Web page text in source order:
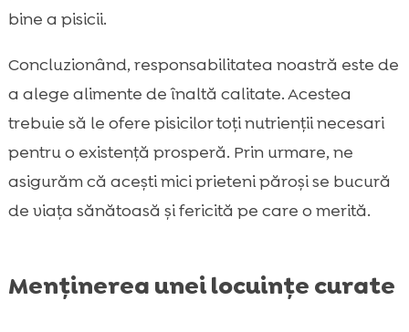
bine a pisicii.
Concluzionând, responsabilitatea noastră este de
a alege alimente de înaltă calitate. Acestea
trebuie să le ofere pisicilor toți nutrienții necesari
pentru o existență prosperă. Prin urmare, ne
asigurăm că acești mici prieteni păroși se bucură
de viața sănătoasă și fericită pe care o merită.
Menținerea unei locuințe curate